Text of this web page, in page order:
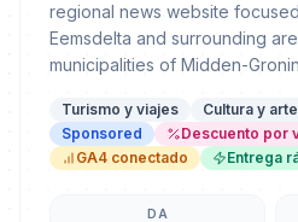
regional news website
Eemsdelta and surrounding
municipalities of Midden-
Turismo y viajes Cultura y arte
Sponsored
Descuento por
GA4 conectado
Entrega
DA